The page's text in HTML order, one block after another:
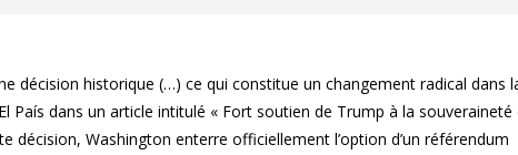
décision historique (…) ce qui constitue un changement radical dans
País dans un article intitulé « Fort soutien de Trump à la
décision, Washington enterre officiellement l’option d’un référendum